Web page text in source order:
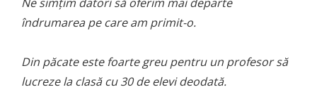
îndrumarea pe care am primit-o.
Din păcate este foarte greu pentru un profesor să
lucreze la clasă cu 30 de elevi deodată.